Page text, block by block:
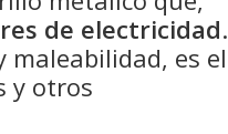
de electricidad.
es el
y otros